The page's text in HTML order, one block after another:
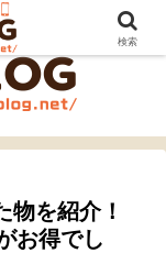
を紹介！
お得でし
検索